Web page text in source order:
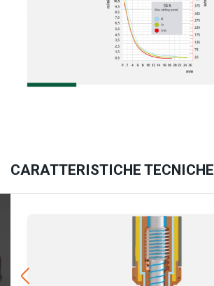
CARATTERISTICHE TECNICHE